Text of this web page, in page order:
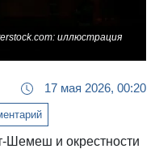
иллюстрация
17 мая 2026, 00:20
Шемеш и окрестности